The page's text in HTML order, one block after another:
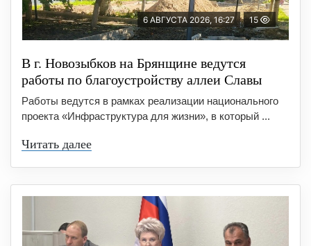
6 АВГУСТА 2026, 16:27 15
В г. Новозыбков на Брянщине ведутся
работы по благоустройству аллеи Славы
Работы ведутся в рамках реализации национального
проекта «Инфраструктура для жизни», в который ...
Читать далее